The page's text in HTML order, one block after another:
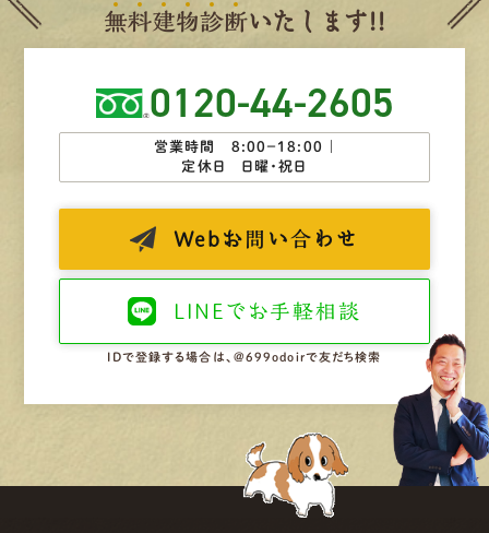
無料建物診断いたします!!
0120-44-2605
営業時間 8:00−18:00 ｜
定休日 日曜・祝日
Web お問い合わせ
LINEで お手軽相談
IDで登録する場合は、@699odoirで友だち検索